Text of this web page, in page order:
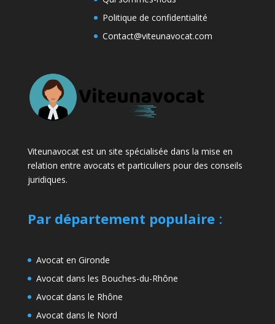
Politique de confidentialité
Contact@viteunavocat.com
Viteunavocat est un site spécialisée dans la mise en
relation entre avocats et particuliers pour des conseils
juridiques.
Par département populaire:
Avocat en Gironde
Avocat dans les Bouches-du-Rhône
Avocat dans le Rhône
Avocat dans le Nord